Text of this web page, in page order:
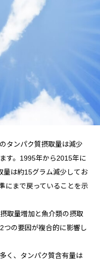
タンパク質摂取量は減少
す。1995年から2015年に
量は約15グラム減少してお
にまで戻っていることを示
取量増加と魚介類の摂取
つの要因が複合的に影響し
く、タンパク質含有量は